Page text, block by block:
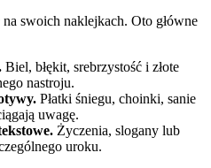
swoich naklejkach. Oto główne
Biel, błękit, srebrzystość i złote
nastroju.
Płatki śniegu, choinki, sanie
uwagę.
Życzenia, slogany lub
uroku.